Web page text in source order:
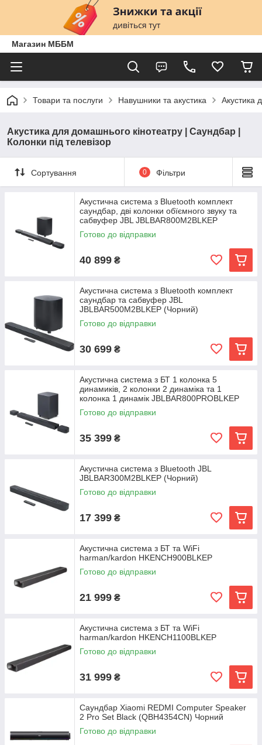
Магазин МББМ
Товари та послуги Навушники та акустика Акустика
Акустика для домашнього кінотеатру | Саундбар |
Колонки під телевізор
Сортування 0 Фільтри
Акустична система з Bluetooth комплект
саундбар, дві колонки обїємного звуку та
сабвуфер JBL JBLBAR800M2BLKEP
(Чорний)
Готово до відправки
40 899 ₴
Акустична система з Bluetooth комплект
саундбар та сабвуфер JBL
JBLBAR500M2BLKEP (Чорний)
Готово до відправки
30 699 ₴
Акустична система з БТ 1 колонка 5
динамиків, 2 колонки 2 динаміка та 1
колонка 1 динамік JBLBAR800PROBLKEP
(Чорний)
Готово до відправки
35 399 ₴
Акустична система з Bluetooth JBL
JBLBAR300M2BLKEP (Чорний)
Готово до відправки
17 399 ₴
Акустична система з БТ та WiFi
harman/kardon HKENCH900BLKEP
Готово до відправки
21 999 ₴
Акустична система з БТ та WiFi
harman/kardon HKENCH1100BLKEP
Готово до відправки
31 999 ₴
Саундбар Xiaomi REDMI Computer Speaker
2 Pro Set Black (QBH4354CN) Чорний
Готово до відправки